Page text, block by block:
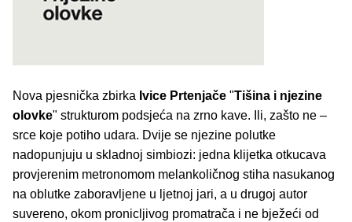
Nova pjesnička zbirka Ivice Prtenjače "Tišina i njezine
olovke" strukturom podsjeća na zrno kave. Ili, zašto ne –
srce koje potiho udara. Dvije se njezine polutke
nadopunjuju u skladnoj simbiozi: jedna klijetka otkucava
provjerenim metronomom melankoličnog stiha nasukanog
na oblutke zaboravljene u ljetnoj jari, a u drugoj autor
suvereno, okom pronicljivog promatrača i ne bježeći od